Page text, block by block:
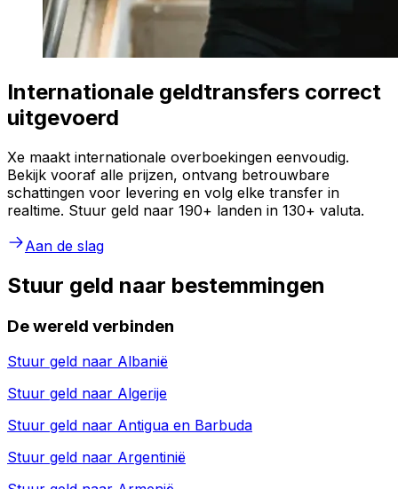
Internationale geldtransfers correct
uitgevoerd
Xe maakt internationale overboekingen eenvoudig.
Bekijk vooraf alle prijzen, ontvang betrouwbare
schattingen voor levering en volg elke transfer in
realtime. Stuur geld naar 190+ landen in 130+ valuta.
Aan de slag
Stuur geld naar bestemmingen
De wereld verbinden
Stuur geld naar Albanië
Stuur geld naar Algerije
Stuur geld naar Antigua en Barbuda
Stuur geld naar Argentinië